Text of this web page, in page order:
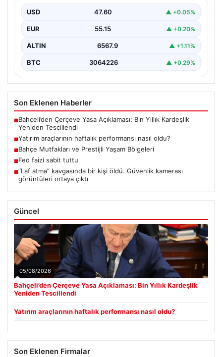
“content”: “ Bir haftalık zaman diliminde finans
piyasalarında…
USD 47.60 ▲ +0.05%
EUR 55.15 ▲ +0.20%
ALTIN 6567.9 ▲ +1.11%
BTC 3064226 ▲ +0.29%
Son Eklenen Haberler
■Bahçeli’den Çerçeve Yasa Açıklaması: Bin Yıllık Kardeşlik
Yeniden Tescillendi
■Yatırım araçlarının haftalık performansı nasıl oldu?
■Bahçe Mutfakları ve Prestijli Yaşam Bölgeleri
■Fed faizi sabit tuttu
■“Laf atma” kavgasında bir kişi öldü. Güvenlik kamerası
görüntüleri ortaya çıktı
Güncel
05/08/2026
Bahçeli’den Çerçeve Yasa Açıklaması: Bin Yıllık Kardeşlik
Yeniden Tescillendi
Yatırım araçlarının haftalık performansı nasıl oldu?
Son Eklenen Firmalar